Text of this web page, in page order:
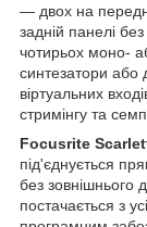
— двох на
задній панелі
чотирьох моно-
синтезатори або
віртуальних
стримінгу та
Focusrite
під'єднується
без зовнішнього
постачається з